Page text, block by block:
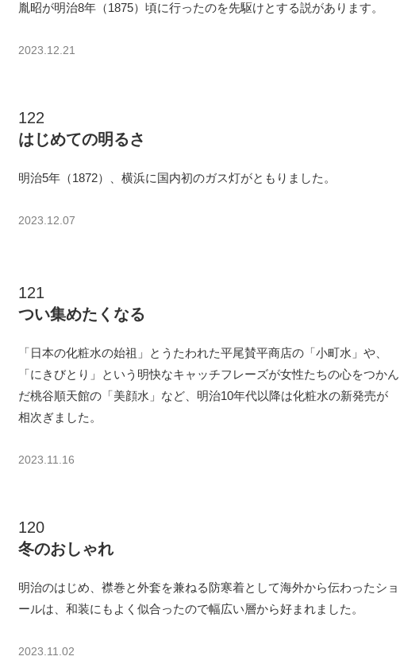
胤昭が明治8年（1875）頃に行ったのを先駆けとする説があります。
2023.12.21
122
はじめての明るさ
明治5年（1872）、横浜に国内初のガス灯がともりました。
2023.12.07
121
つい集めたくなる
「日本の化粧水の始祖」とうたわれた平尾賛平商店の「小町水」や、
「にきびとり」という明快なキャッチフレーズが女性たちの心をつかん
だ桃谷順天館の「美顔水」など、明治10年代以降は化粧水の新発売が
相次ぎました。
2023.11.16
120
冬のおしゃれ
明治のはじめ、襟巻と外套を兼ねる防寒着として海外から伝わったショ
ールは、和装にもよく似合ったので幅広い層から好まれました。
2023.11.02